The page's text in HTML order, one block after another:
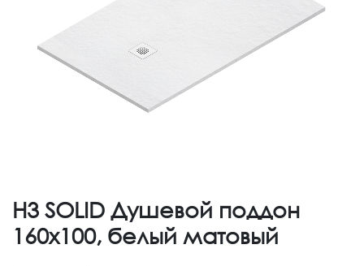
H3 SOLID Душевой поддон
160x100, белый матовый